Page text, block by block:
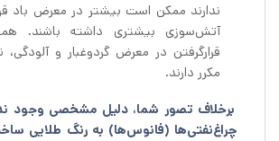
ندارند ممکن است بیشتر در معرض باد
آتش‌سوزی بیشتری داشته باشند.
قرارگرفتن در معرض گردوغبار و آلودگی،
مکرر دارند.
برخلاف تصور شما، دلیل مشخصی وجود
چراغ‌نفتی‌ها (فانوس‌ها) به رنگ طلایی